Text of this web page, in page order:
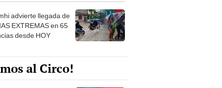
advierte llegada de
EXTREMAS en 65
desde HOY
al Circo!